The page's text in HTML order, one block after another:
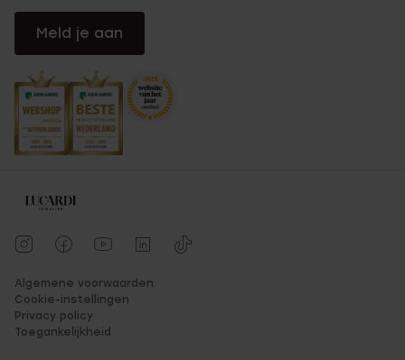
Meld je aan
Algemene voorwaarden
Cookie-instellingen
Privacy policy
Toegankelijkheid